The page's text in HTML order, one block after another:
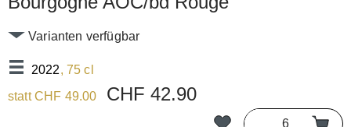
2022, 75 cl
Varianten verfügbar
statt CHF 49.00 CHF 42.90